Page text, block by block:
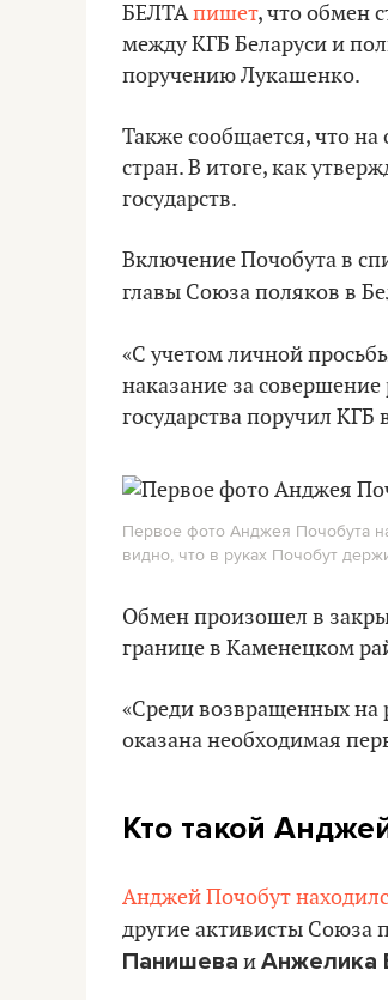
БЕЛТАпишет, что обмен
между КГБ Беларуси и
поручению Лукашенко.
Также сообщается, что
стран. В итоге, как
государств.
Включение Почобута в
главы Союза поляков в
«С учетом личной
наказание за
государства поручил
Первое фото Анджея Почобута
видно, что в руках Почобут
Обмен произошел в
границе в Каменецком
«Среди возвращенных на
оказана необходимая
Кто такой
Анджей Почобут
другие активисты Союза
Панишева иАнжелика